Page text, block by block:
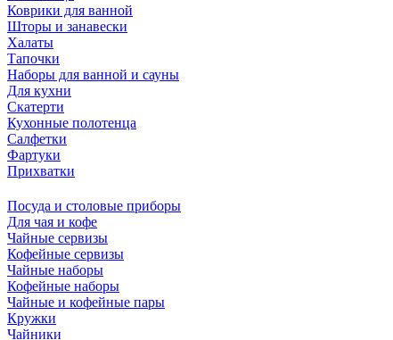
Коврики для ванной
Шторы и занавески
Халаты
Тапочки
Наборы для ванной и сауны
Для кухни
Скатерти
Кухонные полотенца
Салфетки
Фартуки
Прихватки
Посуда и столовые приборы
Для чая и кофе
Чайные сервизы
Кофейные сервизы
Чайные наборы
Кофейные наборы
Чайные и кофейные пары
Кружки
Чайники